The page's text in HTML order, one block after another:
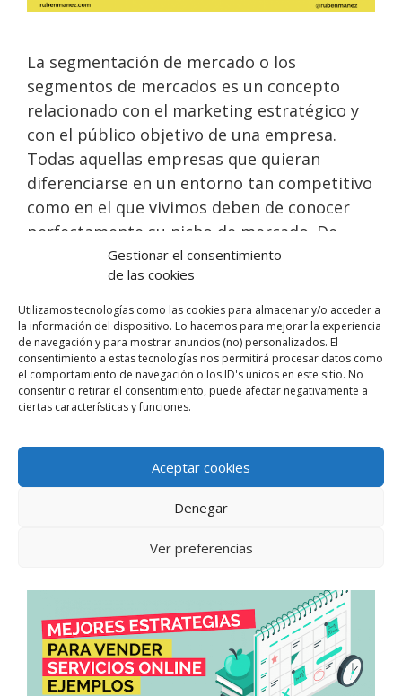
Gestionar el consentimiento
de las cookies
Utilizamos tecnologías como las cookies para almacenar y/o acceder a
la información del dispositivo. Lo hacemos para mejorar la experiencia
de navegación y para mostrar anuncios (no) personalizados. El
consentimiento a estas tecnologías nos permitirá procesar datos como
el comportamiento de navegación o los ID's únicos en este sitio. No
consentir o retirar el consentimiento, puede afectar negativamente a
ciertas características y funciones.
Aceptar cookies
Denegar
Ver preferencias
La segmentación de mercado o los
segmentos de mercados es un concepto
relacionado con el marketing estratégico y
con el público objetivo de una empresa.
Todas aquellas empresas que quieran
diferenciarse en un entorno tan competitivo
como en el que vivimos deben de conocer
perfectamente su nicho de mercado. De …
Categorías
Marketing Digital
58 comentarios
9 Estrategias efectivas para
vender servicios por internet